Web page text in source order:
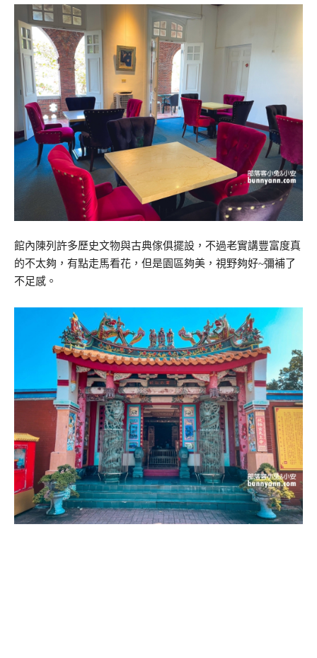
館內陳列許多歷史文物與古典傢俱擺設，不過老實講豐富度真
的不太夠，有點走馬看花，但是園區夠美，視野夠好~彌補了
不足感。